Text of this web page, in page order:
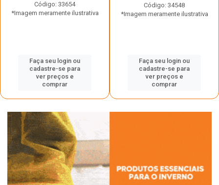
Código: 33654
*Imagem meramente ilustrativa
Faça seu login ou
cadastre-se para
ver preços e
comprar
Código: 34548
*Imagem meramente ilustrativa
Faça seu login ou
cadastre-se para
ver preços e
comprar